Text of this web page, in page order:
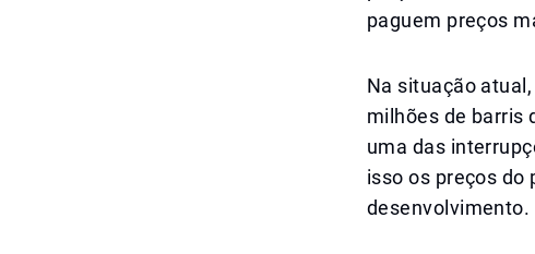
paguem preços
Na situação
milhões de barris
uma das
isso os preços do
desenvolvimento.